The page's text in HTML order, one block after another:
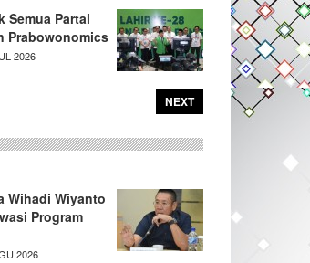
Semua Partai
Prabowonomics
2026
NEXT
Wihadi Wiyanto
Program
2026